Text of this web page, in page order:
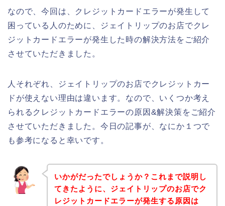
なので、今回は、クレジットカードエラーが発生して
困っている人のために、ジェイトリップのお店でクレ
ジットカードエラーが発生した時の解決方法をご紹介
させていただきました。
人それぞれ、ジェイトリップのお店でクレジットカー
ドが使えない理由は違います。なので、いくつか考え
られるクレジットカードエラーの原因&解決策をご紹介
させていただきました。今日の記事が、なにか１つで
も参考になると幸いです。
いかがだったでしょうか？これまで説明し
てきたように、ジェイトリップのお店でク
レジットカードエラーが発生する原因は